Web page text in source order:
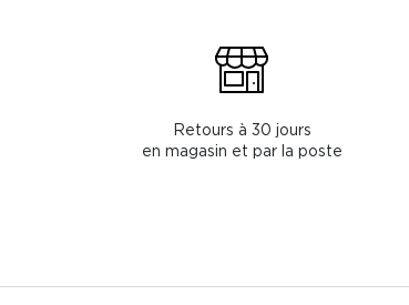
Retours à 30 jours
en magasin et par la poste